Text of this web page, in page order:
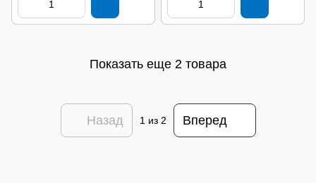
Показать еще 2 товара
Назад 1из 2 Вперед